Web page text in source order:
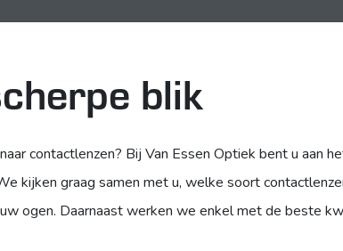
blik
contactlenzen? Bij Van Essen Optiek bent u aan
kijken graag samen met u, welke soort
ogen. Daarnaast werken we enkel met de beste